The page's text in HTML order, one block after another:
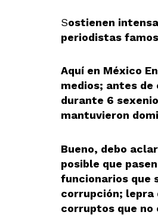
Sostienen
periodistas
Aquí en México
medios; antes
durante 6
mantuvieron
Bueno, debo
posible que
funcionarios que
corrupción; lepra
corruptos que no